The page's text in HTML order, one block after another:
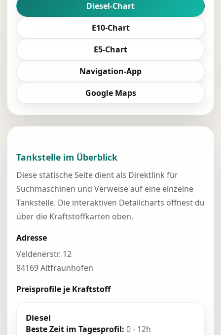
Diesel-Chart
E10-Chart
E5-Chart
Navigation-App
Google Maps
Tankstelle im Überblick
Diese statische Seite dient als Direktlink für
Suchmaschinen und Verweise auf eine einzelne
Tankstelle. Die interaktiven Detailcharts öffnest du
über die Kraftstoffkarten oben.
Adresse
Veldenerstr. 12
84169 Altfraunhofen
Preisprofile je Kraftstoff
Diesel
Beste Zeit im Tagesprofil: 0 - 12h